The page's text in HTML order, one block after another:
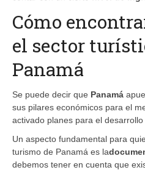
Cómo
el sector
Panamá
Se puede decir que Panamá
sus pilares económicos para el
activado planes para el desarrollo
Un aspecto fundamental para
turismo de Panamá es la
debemos tener en cuenta que